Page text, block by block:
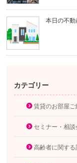
本日の不
カテゴリー
賃貸のお部屋ご
セミナー・相
高齢者に関す